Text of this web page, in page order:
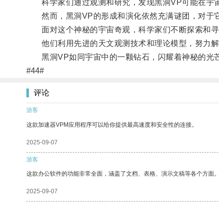
科学家们通过观测和研究，发现黑洞VP可能在宇
然而，黑洞VP的形成和演化依然充满谜团，对于
面对这个神秘的宇宙奇观，科学家们不断探索和
他们利用先进的天文观测技术和理论模型，努力
黑洞VP如同宇宙中的一颗钻石，闪耀着神秘的光
#44#
评论
游客
这款加速器VPM应用程序可以给你提供最高速度和安全性的连接。
2025-09-07
游客
这款办公软件的功能非常全面，涵盖了文档、表格、演示文稿等各个方面
2025-09-07